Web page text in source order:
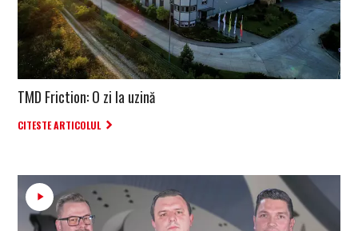
TMD Friction: O zi la uzină
CITESTE ARTICOLUL